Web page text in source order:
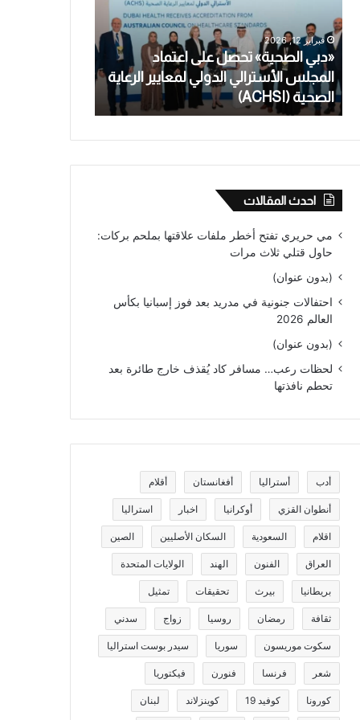
على اعتماد
الدولي لمعايير الرعاية
تعترف
بالاعتداء
الجنسي
على
طالب
قاصر
لأكثر
يناير 28, 2026
معلمة أسترالية أنجبت طفلاً
بالاعتداء الجنسي على طالب قاصر
من عام
احدث المقالات
مي حريري تفتح أخطر ملفات علاقتها بملحم بركات:
حاول قتلي ثلاث مرات
(بدون عنوان)
احتفالات جنونية في مدريد بعد فوز إسبانيا بكأس
العالم 2026
(بدون عنوان)
لحظات رعب… مسافر كاد يُقذف خارج طائرة بعد
تحطم نافذتها
أدب أستراليا أفغانستان أقلام
أنطوان القزي أوكرانيا اخبار استراليا
اقلام السعودية السكان الأصليين الصين
العراق الفنون الهند الولايات المتحدة
بريطانيا بيرث تحقيقات تمثيل
ثقافة رمضان روسيا زواج سدني
سكوت موريسون سوريا سيدر بوست استراليا
شعر فرنسا فنورن فيكتوريا
كورونا كوفيد 19 كوينزلاند لبنان